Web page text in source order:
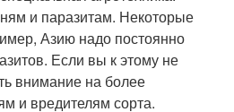
и паразитам. Некоторые
Азию надо постоянно
Если вы к этому не
внимание на более
и вредителям сорта.